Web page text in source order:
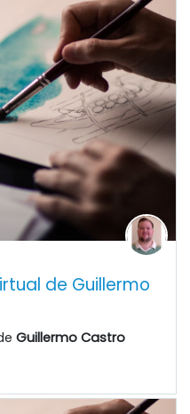
de Guillermo
Guillermo Castro